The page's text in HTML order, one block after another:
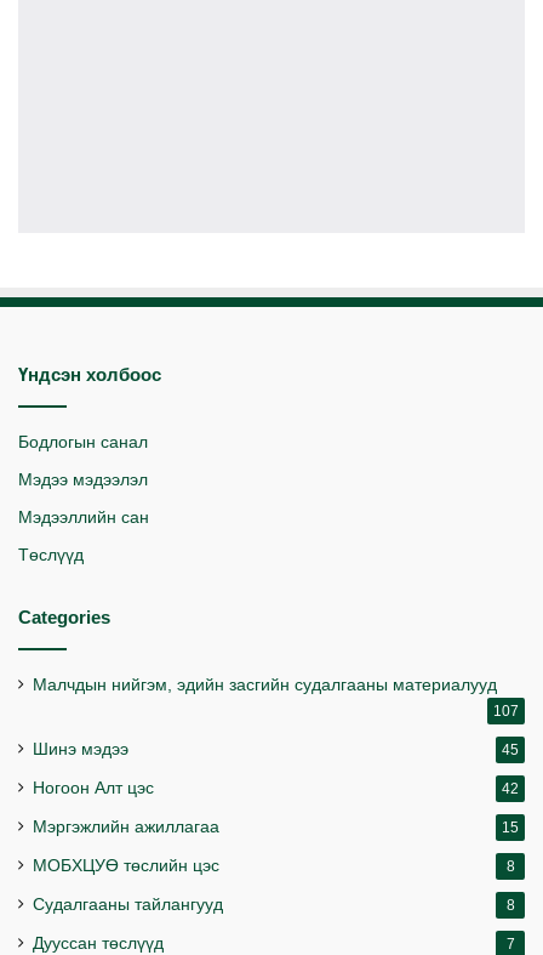
Үндсэн холбоос
Бодлогын санал
Мэдээ мэдээлэл
Мэдээллийн сан
Төслүүд
Categories
Малчдын нийгэм, эдийн засгийн судалгааны материалууд
107
Шинэ мэдээ 45
Ногоон Алт цэс 42
Мэргэжлийн ажиллагаа 15
МОБХЦУӨ төслийн цэс 8
Судалгааны тайлангууд 8
Дууссан төслүүд 7